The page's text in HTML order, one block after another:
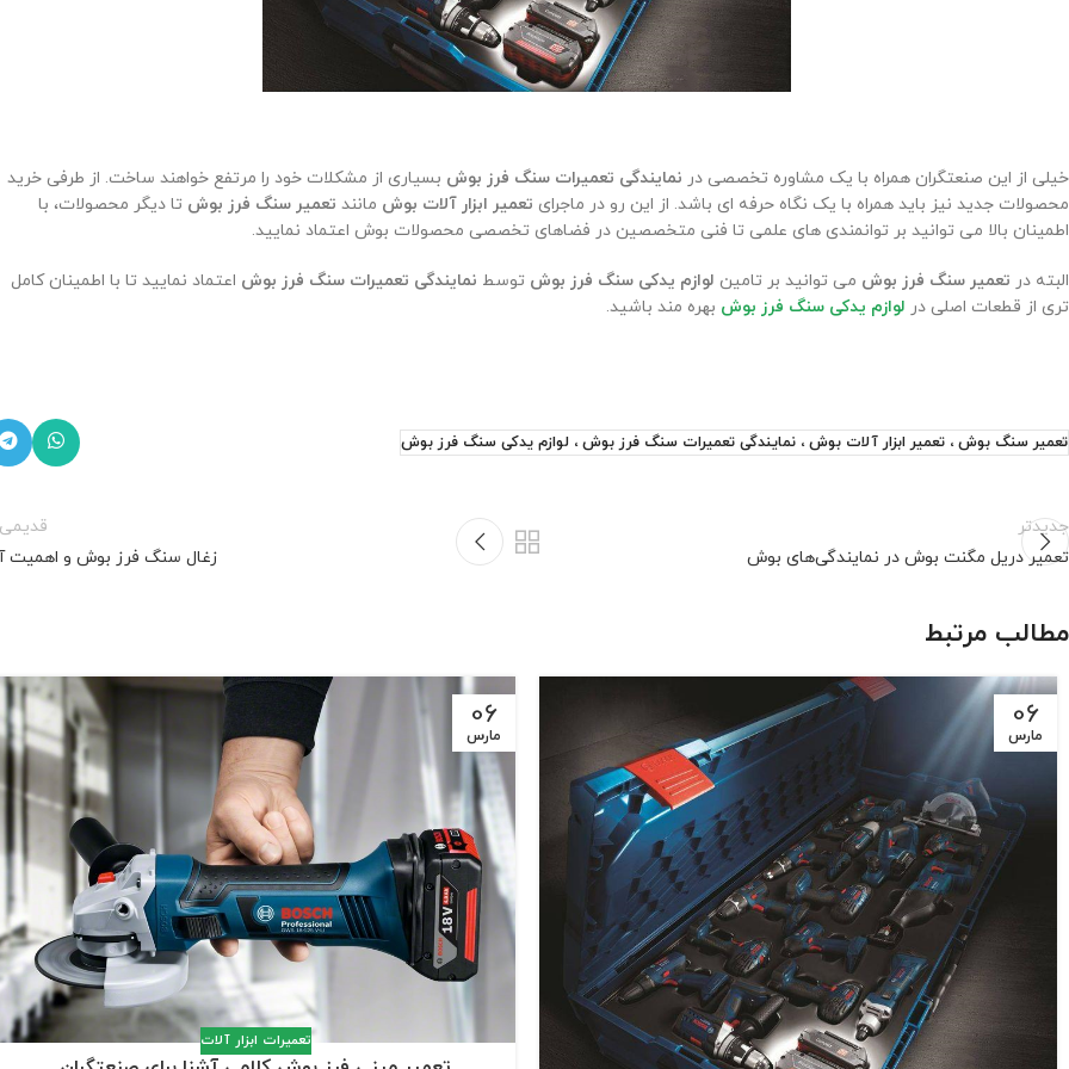
خیلی از این صنعتگران همراه با یک مشاوره تخصصی در نمایندگی تعمیرات سنگ فرز بوش بسیاری از مشکلات خود را مرتفع خواهند ساخت. از طرفی خرید
محصولات جدید نیز باید همراه با یک نگاه حرفه ‌ای باشد. از این رو در ماجرای تعمیر ابزار آلات بوش مانند تعمیر سنگ فرز بوش تا دیگر محصولات، با
اطمینان بالا می توانید بر توانمندی ‌های علمی تا فنی متخصصین در فضاهای تخصصی محصولات بوش اعتماد نمایید.
البته در تعمیر سنگ فرز بوش می توانید بر تامین لوازم یدکی سنگ فرز بوش توسط نمایندگی تعمیرات سنگ فرز بوش اعتماد نمایید تا با اطمینان کامل
تری از قطعات اصلی در لوازم یدکی سنگ فرز بوش بهره مند باشید.
تعمیر سنگ بوش ، تعمیر ابزار آلات بوش ، نمایندگی تعمیرات سنگ فرز بوش ، لوازم یدکی سنگ فرز بوش
جدیدتر
تعمیر دریل مگنت بوش در نمایندگی‌های بوش
زغال سنگ فرز بوش و اهمیت
مطالب مرتبط
06
مارس
06
مارس
تعمیرات ابزار آلات